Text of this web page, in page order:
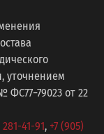
уточнением
от 22
281-41-91, +7 (905)